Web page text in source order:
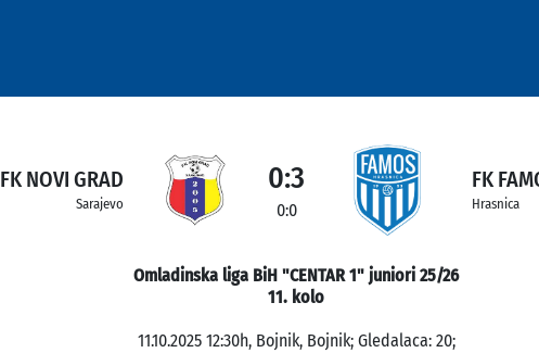
FK NOVI GRAD
Sarajevo
0:3
0:0
FK
Hrasnica
Omladinska liga BiH "CENTAR 1" juniori 25/26
11. kolo
11.10.2025 12:30h, Bojnik, Bojnik; Gledalaca: 20;